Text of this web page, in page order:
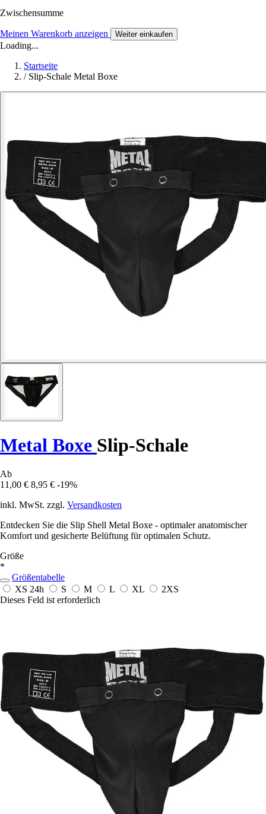
Zwischensumme
Meinen Warenkorb anzeigen Weiter einkaufen
Loading...
Startseite
/ Slip-Schale Metal Boxe
Metal Boxe Slip-Schale
Ab
11,00 € 8,95 € -19%
inkl. MwSt. zzgl. Versandkosten
Entdecken Sie die Slip Shell Metal Boxe - optimaler anatomischer
Komfort und gesicherte Belüftung für optimalen Schutz.
Größe
*
Größentabelle
XS 24h S M L XL
2XS
Dieses Feld ist erforderlich